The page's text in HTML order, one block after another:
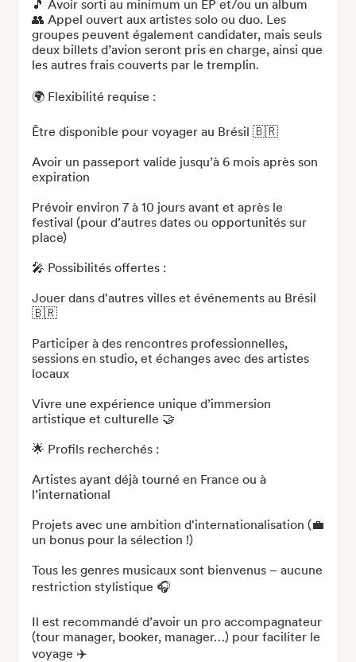
🎵 Avoir sorti au minimum un EP et/ou un album
👥 Appel ouvert aux artistes solo ou duo. Les
groupes peuvent également candidater, mais seuls
deux billets d’avion seront pris en charge, ainsi que
les autres frais couverts par le tremplin.
🌍 Flexibilité requise :
Être disponible pour voyager au Brésil 🇧🇷
Avoir un passeport valide jusqu’à 6 mois après son
expiration
Prévoir environ 7 à 10 jours avant et après le
festival (pour d’autres dates ou opportunités sur
place)
🎤 Possibilités offertes :
Jouer dans d'autres villes et événements au Brésil
🇧🇷
Participer à des rencontres professionnelles,
sessions en studio, et échanges avec des artistes
locaux
Vivre une expérience unique d’immersion
artistique et culturelle 🤝
🌟 Profils recherchés :
Artistes ayant déjà tourné en France ou à
l’international
Projets avec une ambition d'internationalisation (💼
un bonus pour la sélection !)
Tous les genres musicaux sont bienvenus – aucune
restriction stylistique 🎧
Il est recommandé d’avoir un pro accompagnateur
(tour manager, booker, manager…) pour faciliter le
voyage ✈️